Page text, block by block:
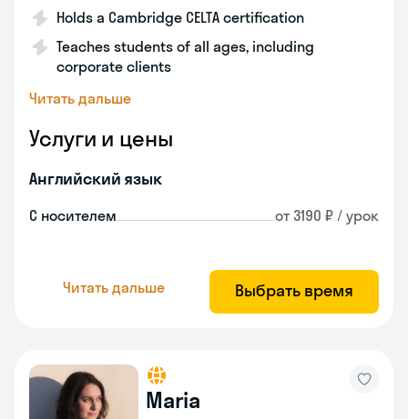
Holds a Cambridge CELTA certification
Teaches students of all ages, including
corporate clients
Читать дальше
Услуги и цены
Английский язык
С носителем от 3190 ₽ / урок
Читать дальше Выбрать время
Maria